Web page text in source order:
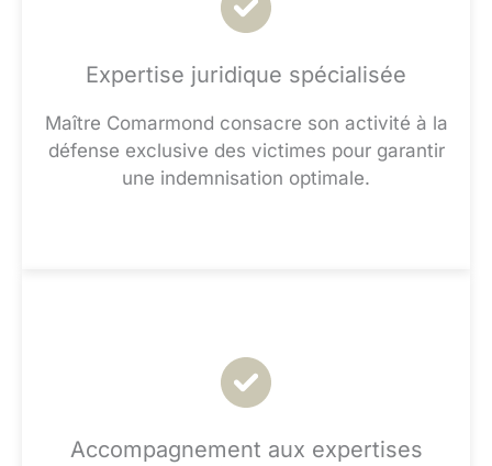
Expertise juridique spécialisée
Maître Comarmond consacre son activité à la
défense exclusive des victimes pour garantir
une indemnisation optimale.
Accompagnement aux expertises